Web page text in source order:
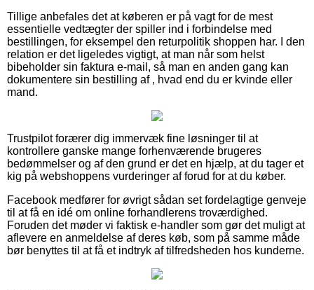
Tillige anbefales det at køberen er på vagt for de mest
essentielle vedtægter der spiller ind i forbindelse med
bestillingen, for eksempel den returpolitik shoppen har. I den
relation er det ligeledes vigtigt, at man når som helst
bibeholder sin faktura e-mail, så man en anden gang kan
dokumentere sin bestilling af , hvad end du er kvinde eller
mand.
Trustpilot forærer dig immervæk fine løsninger til at
kontrollere ganske mange forhenværende brugeres
bedømmelser og af den grund er det en hjælp, at du tager et
kig på webshoppens vurderinger af forud for at du køber.
Facebook medfører for øvrigt sådan set fordelagtige genveje
til at få en idé om online forhandlerens troværdighed.
Foruden det møder vi faktisk e-handler som gør det muligt at
aflevere en anmeldelse af deres køb, som på samme måde
bør benyttes til at få et indtryk af tilfredsheden hos kunderne.